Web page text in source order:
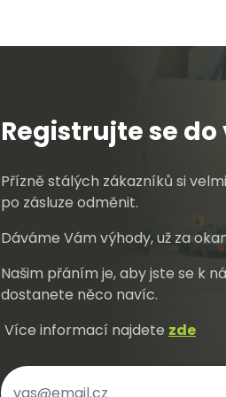
Registrujte se
Přízně stálých zákazníků si
po zásluze odměnit.
Dáváme Vám výhody, už za
Našim přáním je, aby jste se k
dostanete něco navíc.
Více informací najdete zde